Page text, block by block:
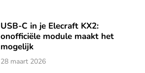
USB-C in je Elecraft KX2:
onofficiële module maakt het
mogelijk
28 maart 2026